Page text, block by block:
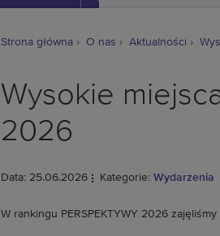
Strona główna O nas Aktualności
Wysokie
2026
Data: 25.06.2026 Kategorie: Wydarzenia
W rankingu PERSPEKTYWY 2026